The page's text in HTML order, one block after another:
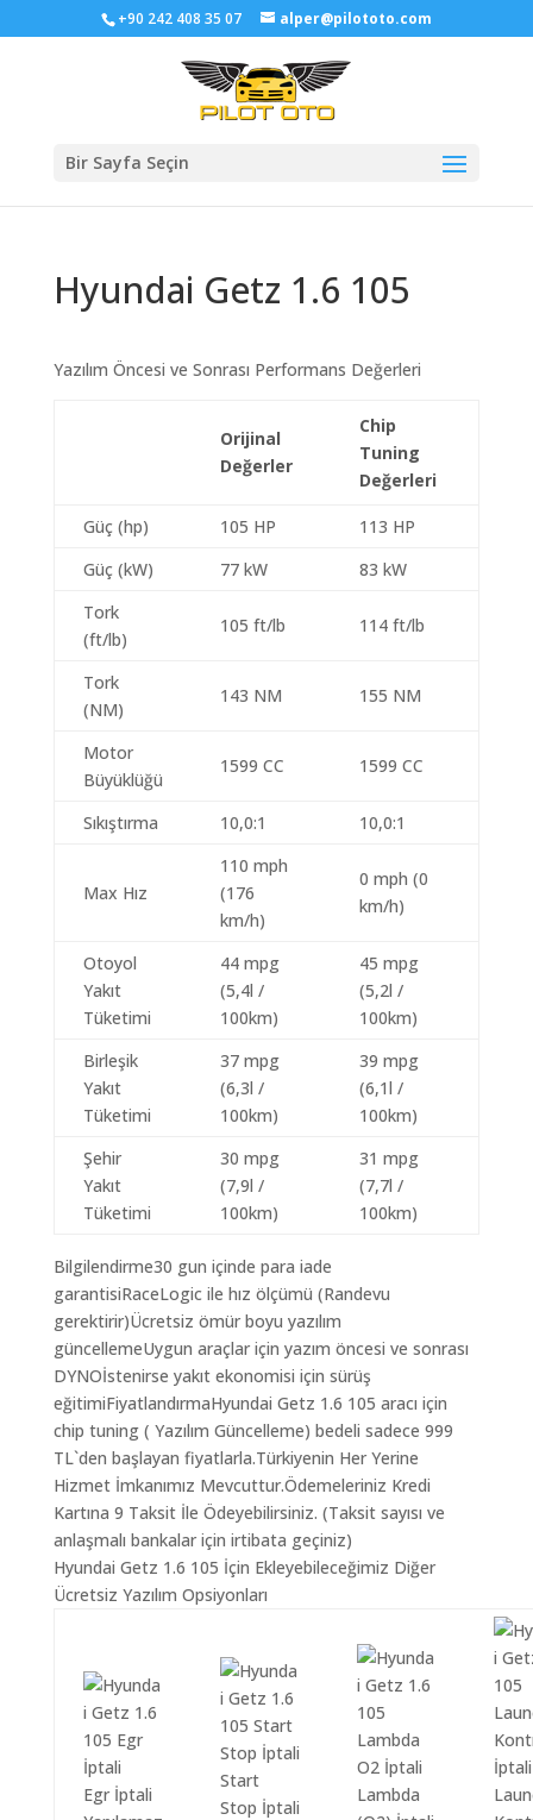
+90 242 408 35 07 alper@pilototo.com
Bir Sayfa Seçin
Hyundai Getz 1.6 105
Yazılım Öncesi ve Sonrası Performans Değerleri
Orijinal
Değerler
Chip
Tuning
Değerleri
Güç (hp) 105 HP
113 HP
Güç (kW)
77 kW
83 kW
Tork
(ft/lb)
105 ft/lb 114 ft/lb
Tork
(NM)
143 NM 155 NM
Motor
Büyüklüğü
1599 CC 1599 CC
Sıkıştırma 10,0:1 10,0:1
Max Hız
110 mph
(176
km/h)
0 mph (0
km/h)
Otoyol
Yakıt
Tüketimi
44 mpg
(5,4l /
100km)
45 mpg
(5,2l /
100km)
Birleşik
Yakıt
Tüketimi
37 mpg
(6,3l /
100km)
39 mpg
(6,1l /
100km)
Şehir
Yakıt
Tüketimi
30 mpg
(7,9l /
100km)
31 mpg
(7,7l /
100km)
Bilgilendirme30 gun içinde para iade
garantisiRaceLogic ile hız ölçümü (Randevu
gerektirir)Ücretsiz ömür boyu yazılım
güncellemeUygun araçlar için yazım öncesi ve sonrası
DYNOİstenirse yakıt ekonomisi için sürüş
eğitimiFiyatlandırmaHyundai Getz 1.6 105 aracı için
chip tuning ( Yazılım Güncelleme) bedeli sadece 999
TL`den başlayan fiyatlarla.Türkiyenin Her Yerine
Hizmet İmkanımız Mevcuttur.Ödemeleriniz Kredi
Kartına 9 Taksit İle Ödeyebilirsiniz. (Taksit sayısı ve
anlaşmalı bankalar için irtibata geçiniz)
Hyundai Getz 1.6 105 İçin Ekleyebileceğimiz Diğer
Ücretsiz Yazılım Opsiyonları
Egr İptali
Start
Stop İptali
Lambda